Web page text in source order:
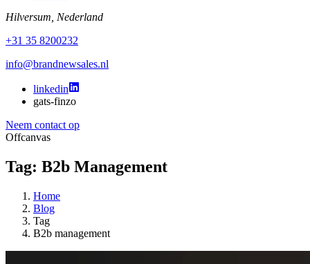
Hilversum, Nederland
+31 35 8200232
info@brandnewsales.nl
linkedin
gats-finzo
Neem contact op
Offcanvas
Tag: B2b Management
Home
Blog
Tag
B2b management